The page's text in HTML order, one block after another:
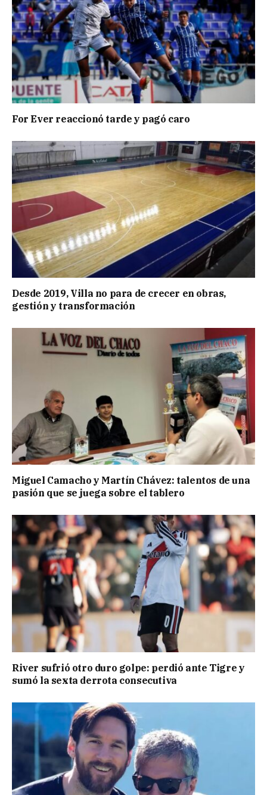
For Ever reaccionó tarde y pagó caro
Desde 2019, Villa no para de crecer en obras,
gestión y transformación
Miguel Camacho y Martín Chávez: talentos de una
pasión que se juega sobre el tablero
River sufrió otro duro golpe: perdió ante Tigre y
sumó la sexta derrota consecutiva